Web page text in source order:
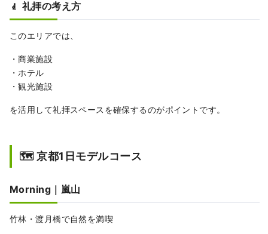
🧎 礼拝の考え方
このエリアでは、
・商業施設
・ホテル
・観光施設
を活用して礼拝スペースを確保するのがポイントです。
🗺 京都1日モデルコース
Morning｜嵐山
竹林・渡月橋で自然を満喫